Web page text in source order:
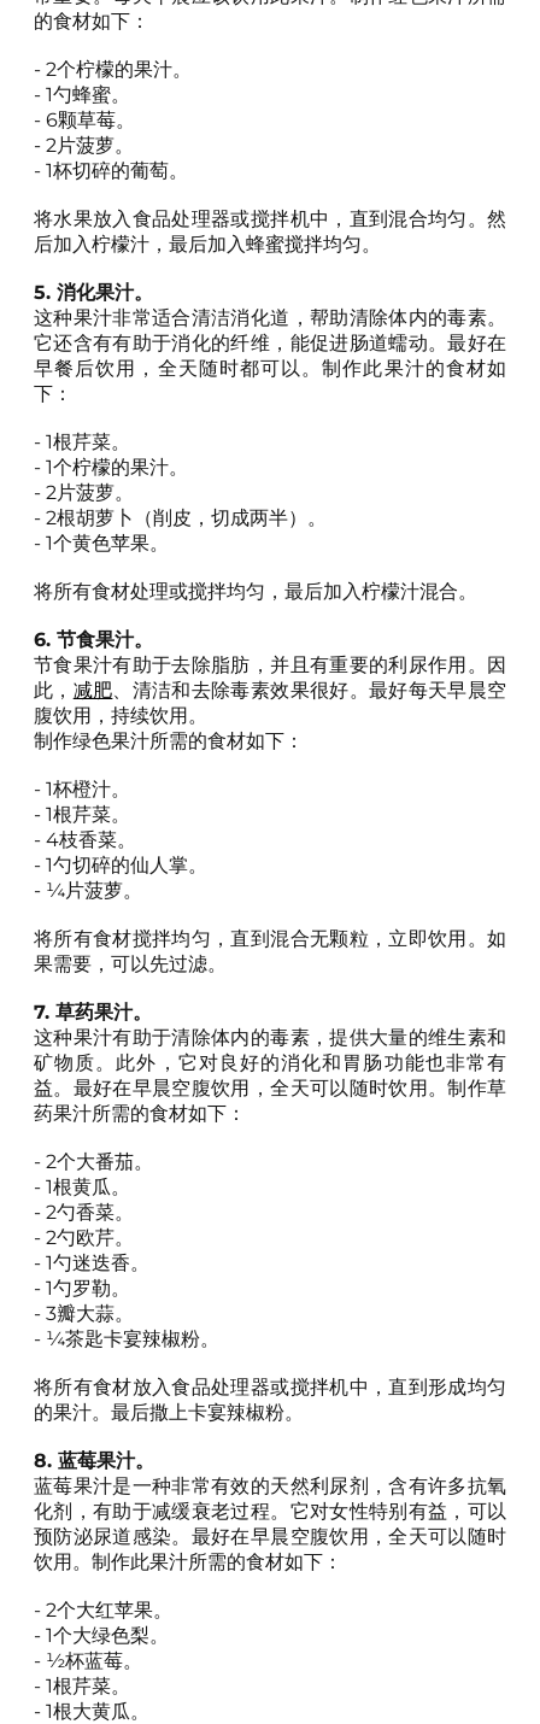
的食材如下：
- 2个柠檬的果汁。
- 1勺蜂蜜。
- 6颗草莓。
- 2片菠萝。
- 1杯切碎的葡萄。
将水果放入食品处理器或搅拌机中，直到混合均匀。然
后加入柠檬汁，最后加入蜂蜜搅拌均匀。
5. 消化果汁。
这种果汁非常适合清洁消化道，帮助清除体内的毒素。
它还含有有助于消化的纤维，能促进肠道蠕动。最好在
早餐后饮用，全天随时都可以。制作此果汁的食材如
下：
- 1根芹菜。
- 1个柠檬的果汁。
- 2片菠萝。
- 2根胡萝卜（削皮，切成两半）。
- 1个黄色苹果。
将所有食材处理或搅拌均匀，最后加入柠檬汁混合。
6. 节食果汁。
节食果汁有助于去除脂肪，并且有重要的利尿作用。因
此， 减肥、清洁和去除毒素效果很好。最好每天早晨空
腹饮用，持续饮用。
制作绿色果汁所需的食材如下：
- 1杯橙汁。
- 1根芹菜。
- 4枝香菜。
- 1勺切碎的仙人掌。
- ¼片菠萝。
将所有食材搅拌均匀，直到混合无颗粒，立即饮用。如
果需要，可以先过滤。
7. 草药果汁。
这种果汁有助于清除体内的毒素，提供大量的维生素和
矿物质。此外，它对良好的消化和胃肠功能也非常有
益。最好在早晨空腹饮用，全天可以随时饮用。制作草
药果汁所需的食材如下：
- 2个大番茄。
- 1根黄瓜。
- 2勺香菜。
- 2勺欧芹。
- 1勺迷迭香。
- 1勺罗勒。
- 3瓣大蒜。
- ¼茶匙卡宴辣椒粉。
将所有食材放入食品处理器或搅拌机中，直到形成均匀
的果汁。最后撒上卡宴辣椒粉。
8. 蓝莓果汁。
蓝莓果汁是一种非常有效的天然利尿剂，含有许多抗氧
化剂，有助于减缓衰老过程。它对女性特别有益，可以
预防泌尿道感染。最好在早晨空腹饮用，全天可以随时
饮用。制作此果汁所需的食材如下：
- 2个大红苹果。
- 1个大绿色梨。
- ½杯蓝莓。
- 1根芹菜。
- 1根大黄瓜。